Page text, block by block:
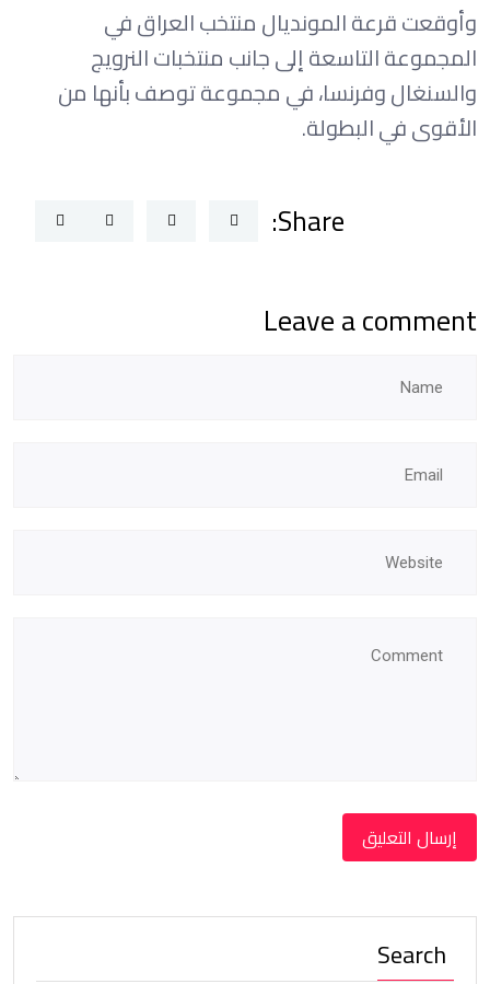
وأوقعت قرعة المونديال منتخب العراق في
المجموعة التاسعة إلى جانب منتخبات النرويج
والسنغال وفرنسا، في مجموعة توصف بأنها من
الأقوى في البطولة.
Share:
Leave a comment
Search